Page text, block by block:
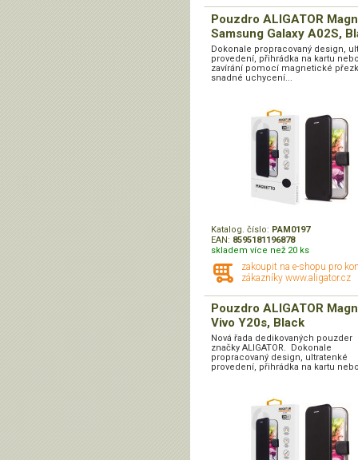
Pouzdro ALIGATOR
Samsung Galaxy A02S,
Dokonale propracovaný design,
provedení, přihrádka na kartu
zavírání pomocí magnetické
snadné uchycení...
Katalog. číslo: PAM0197
EAN: 8595181196878
skladem více než 20 ks
zakoupit na e-shopu pro
zákazníky www.aligator.cz
Pouzdro ALIGATOR
Vivo Y20s, Black
Nová řada dedikovaných pouzder
značky ALIGATOR. Dokonale
propracovaný design, ultratenké
provedení, přihrádka na kartu